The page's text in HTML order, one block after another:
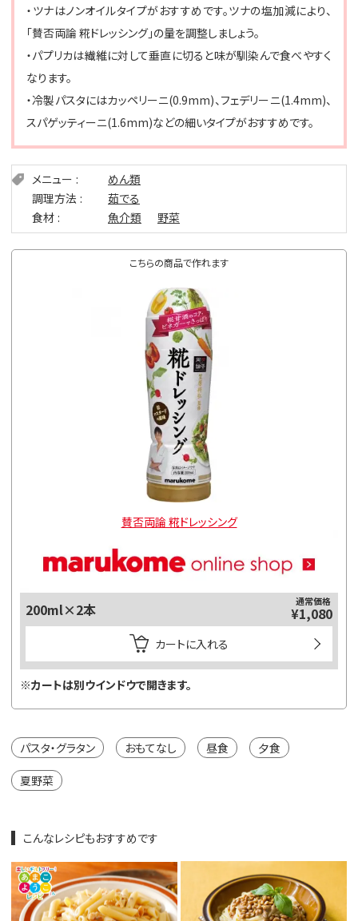
・ツナはノンオイルタイプがおすすめです。ツナの塩加減により、
「賛否両論 糀ドレッシング」の量を調整しましょう。
・パプリカは繊維に対して垂直に切ると味が馴染んで食べやすく
なります。
・冷製パスタにはカッペリーニ(0.9mm)、フェデリーニ(1.4mm)、
スパゲッティーニ(1.6mm)などの細いタイプがおすすめです。
メニュー
めん類
調理方法
茹でる
食材
魚介類 野菜
こちらの商品で作れます
賛否両論 糀ドレッシング
200ml×2本 通常価格
¥1,080
カートに入れる
※カートは別ウインドウで開きます。
パスタ・グラタン おもてなし 昼食 夕食
夏野菜
こんなレシピもおすすめです